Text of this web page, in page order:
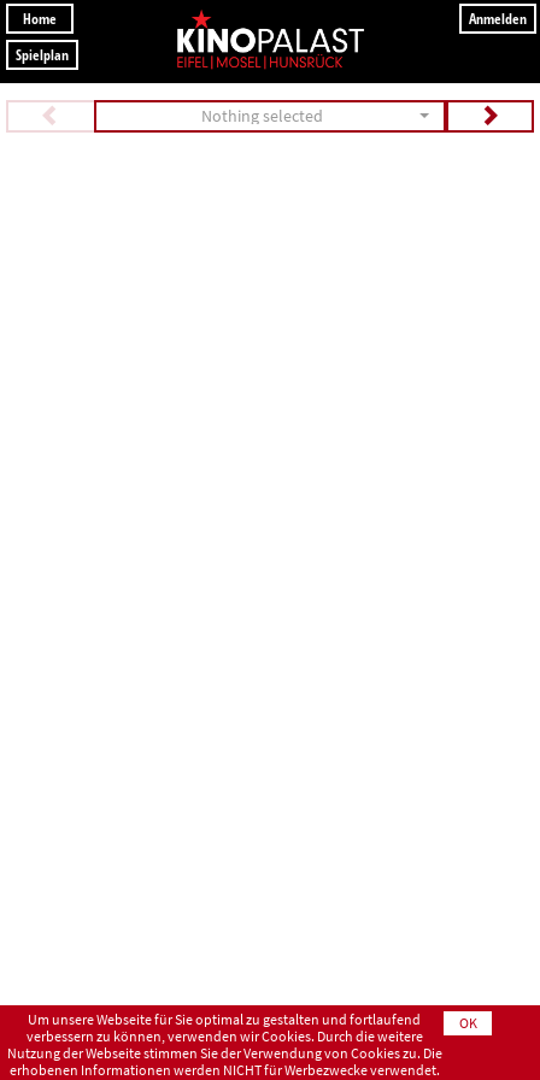
Home
Anmelden
Spielplan
Nothing selected
Um unsere Webseite für Sie optimal zu gestalten und fortlaufend
verbessern zu können, verwenden wir Cookies. Durch die weitere
Nutzung der Webseite stimmen Sie der Verwendung von Cookies zu. Die
erhobenen Informationen werden NICHT für Werbezwecke verwendet.
OK